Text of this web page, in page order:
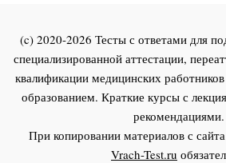
(c) 2020-2026 Тесты с ответами для
специализированной аттестации,
квалификации медицинских
образованием. Краткие курсы с
рекомендациями.
При копировании материалов с сайта
Vrach-Test.ru